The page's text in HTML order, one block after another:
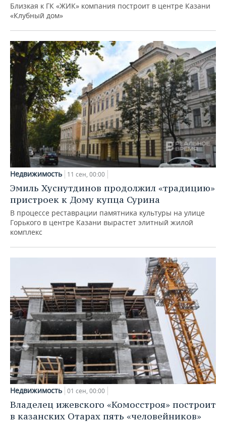
Близкая к ГК «ЖИК» компания построит в центре Казани
«Клубный дом»
Недвижимость 11 сен, 00:00
Эмиль Хуснутдинов продолжил «традицию»
пристроек к Дому купца Сурина
В процессе реставрации памятника культуры на улице
Горького в центре Казани вырастет элитный жилой
комплекс
Недвижимость 01 сен, 00:00
Владелец ижевского «Комосстроя» построит
в казанских Отарах пять «человейников»